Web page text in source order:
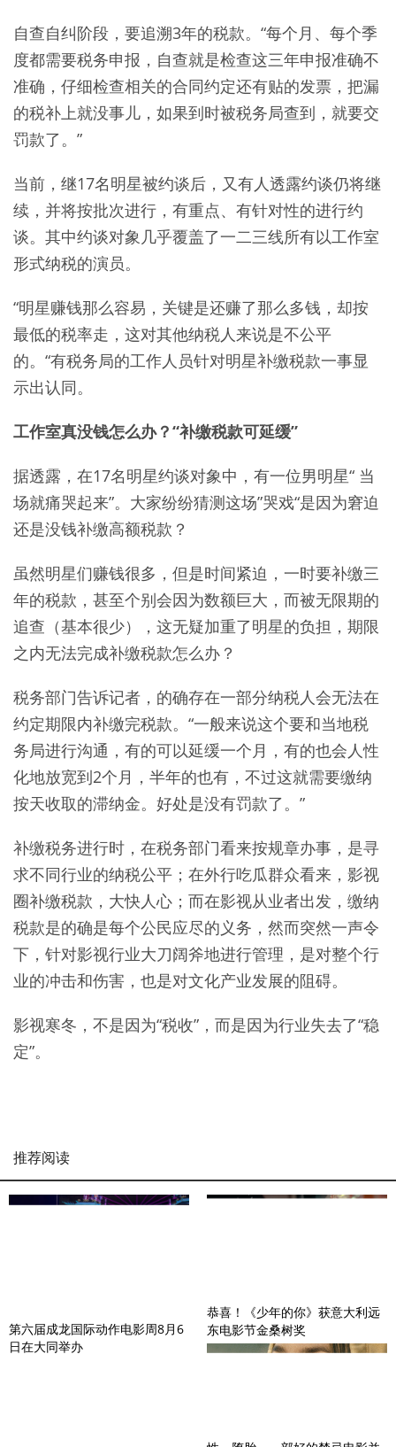
自查自纠阶段，要追溯3年的税款。“每个月、每个季
度都需要税务申报，自查就是检查这三年申报准确不
准确，仔细检查相关的合同约定还有贴的发票，把漏
的税补上就没事儿，如果到时被税务局查到，就要交
罚款了。”
当前，继17名明星被约谈后，又有人透露约谈仍将继
续，并将按批次进行，有重点、有针对性的进行约
谈。其中约谈对象几乎覆盖了一二三线所有以工作室
形式纳税的演员。
“明星赚钱那么容易，关键是还赚了那么多钱，却按
最低的税率走，这对其他纳税人来说是不公平
的。“有税务局的工作人员针对明星补缴税款一事显
示出认同。
工作室真没钱怎么办？“补缴税款可延缓”
据透露，在17名明星约谈对象中，有一位男明星“ 当
场就痛哭起来”。大家纷纷猜测这场”哭戏“是因为窘迫
还是没钱补缴高额税款？
虽然明星们赚钱很多，但是时间紧迫，一时要补缴三
年的税款，甚至个别会因为数额巨大，而被无限期的
追查（基本很少），这无疑加重了明星的负担，期限
之内无法完成补缴税款怎么办？
税务部门告诉记者，的确存在一部分纳税人会无法在
约定期限内补缴完税款。“一般来说这个要和当地税
务局进行沟通，有的可以延缓一个月，有的也会人性
化地放宽到2个月，半年的也有，不过这就需要缴纳
按天收取的滞纳金。好处是没有罚款了。”
补缴税务进行时，在税务部门看来按规章办事，是寻
求不同行业的纳税公平；在外行吃瓜群众看来，影视
圈补缴税款，大快人心；而在影视从业者出发，缴纳
税款是的确是每个公民应尽的义务，然而突然一声令
下，针对影视行业大刀阔斧地进行管理，是对整个行
业的冲击和伤害，也是对文化产业发展的阻碍。
影视寒冬，不是因为“税收”，而是因为行业失去了“稳
定”。
推荐阅读
第六届成龙国际动作电影周8月6
日在大同举办
恭喜！《少年的你》获意大利远
东电影节金桑树奖